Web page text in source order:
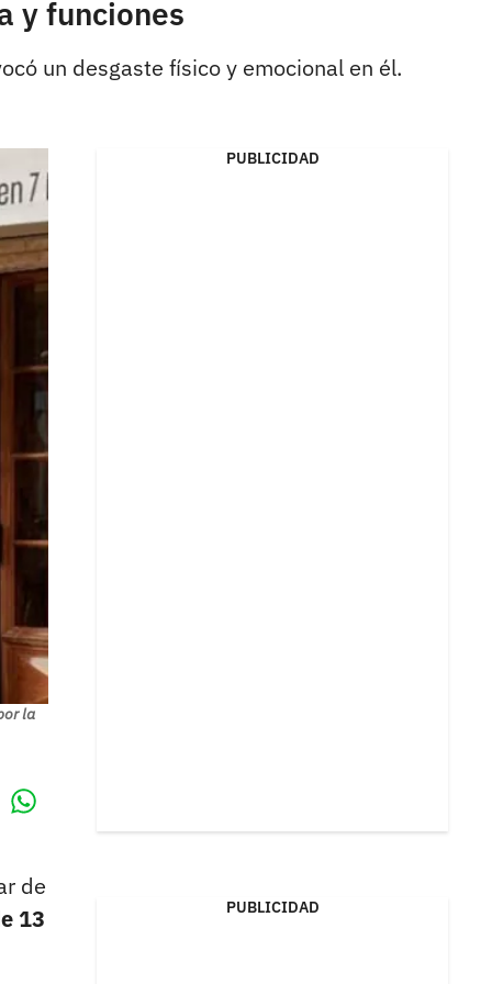
y funciones
un desgaste físico y emocional en él.
la
de
13
PUBLICIDAD
PUBLICIDAD